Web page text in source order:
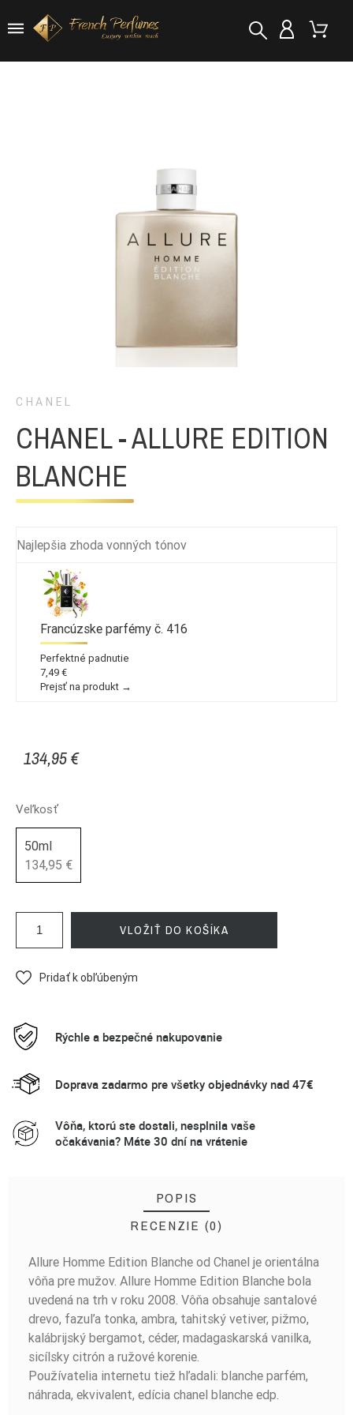
CHANEL
CHANEL - ALLURE EDITION
BLANCHE
Najlepšia zhoda vonných tónov
Francúzske parfémy č. 416
Perfektné padnutie
7,49 €
Prejsť na produkt →
134,95 €
Veľkosť
50ml
134,95 €
VLOŽIŤ DO KOŠÍKA
Pridať k obľúbeným
Rýchle a bezpečné nakupovanie
Doprava zadarmo pre všetky objednávky nad 47€
Vôňa, ktorú ste dostali, nesplnila vaše
očakávania? Máte 30 dní na vrátenie
POPIS
RECENZIE (0)
Allure Homme Edition Blanche od Chanel je orientálna
vôňa pre mužov. Allure Homme Edition Blanche bola
uvedená na trh v roku 2008. Vôňa obsahuje santalové
drevo, fazuľa tonka, ambra, tahitský vetiver, pižmo,
kalábrijský bergamot, céder, madagaskarská vanilka,
sicílsky citrón a ružové korenie.
Používatelia internetu tiež hľadali: blanche parfém,
náhrada, ekvivalent, edícia chanel blanche edp.
BUĎTE PRVÝ, KTO NAPÍŠE RECENZIU!